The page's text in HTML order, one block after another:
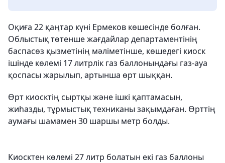
Оқиға 22 қаңтар күні Ермеков көшесінде болған.
Облыстық төтенше жағдайлар департаментінің
баспасөз қызметінің мәліметінше, көшедегі киоск
ішінде көлемі 17 литрлік газ баллонындағы газ-ауа
қоспасы жарылып, артынша өрт шыққан.
Өрт киосктің сыртқы және ішкі қаптамасын,
жиһазды, тұрмыстық техниканы зақымдаған. Өрттің
аумағы шамамен 30 шаршы метр болды.
Киосктен көлемі 27 литр болатын екі газ баллоны